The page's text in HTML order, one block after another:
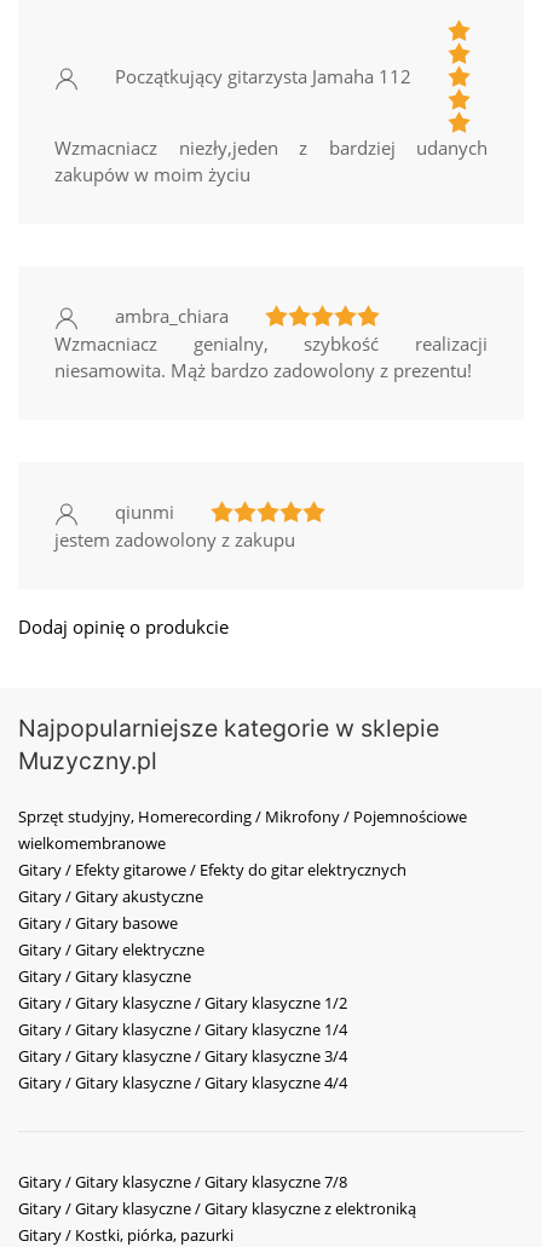
Początkujący gitarzysta Jamaha 112
Wzmacniacz niezły,jeden z bardziej udanych
zakupów w moim życiu
ambra_chiara
Wzmacniacz genialny, szybkość realizacji
niesamowita. Mąż bardzo zadowolony z prezentu!
qiunmi
jestem zadowolony z zakupu
Dodaj opinię o produkcie
Najpopularniejsze kategorie w sklepie
Muzyczny.pl
Sprzęt studyjny, Homerecording / Mikrofony / Pojemnościowe
wielkomembranowe
Gitary / Efekty gitarowe / Efekty do gitar elektrycznych
Gitary / Gitary akustyczne
Gitary / Gitary basowe
Gitary / Gitary elektryczne
Gitary / Gitary klasyczne
Gitary / Gitary klasyczne / Gitary klasyczne 1/2
Gitary / Gitary klasyczne / Gitary klasyczne 1/4
Gitary / Gitary klasyczne / Gitary klasyczne 3/4
Gitary / Gitary klasyczne / Gitary klasyczne 4/4
Gitary / Gitary klasyczne / Gitary klasyczne 7/8
Gitary / Gitary klasyczne / Gitary klasyczne z elektroniką
Gitary / Kostki, piórka, pazurki